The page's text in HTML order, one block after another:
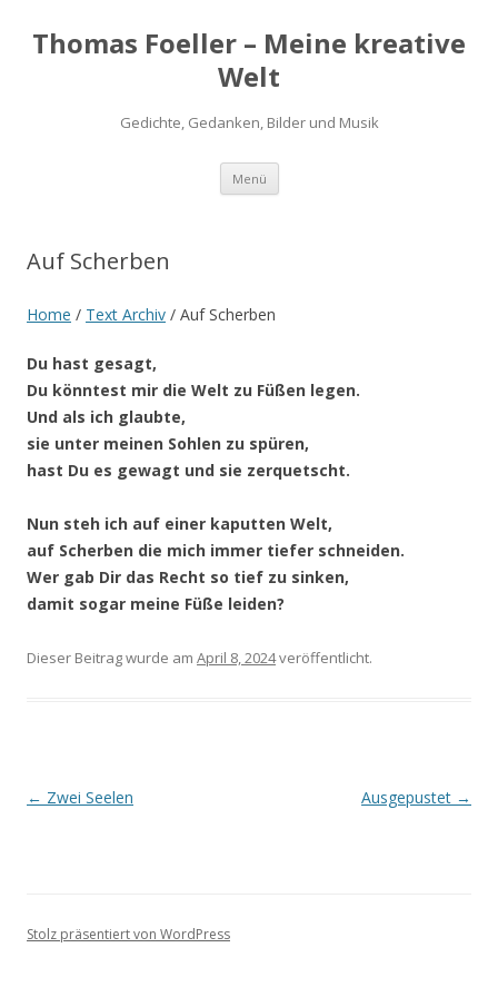
Thomas Foeller – Meine kreative
Welt
Gedichte, Gedanken, Bilder und Musik
Menü Zum
springen
Auf Scherben
Home / Text Archiv / Auf Scherben
Du hast gesagt,
Du könntest mir die Welt zu Füßen legen.
Und als ich glaubte,
sie unter meinen Sohlen zu spüren,
hast Du es gewagt und sie zerquetscht.
Nun steh ich auf einer kaputten Welt,
auf Scherben die mich immer tiefer schneiden.
Wer gab Dir das Recht so tief zu sinken,
damit sogar meine Füße leiden?
Dieser Beitrag wurde am April 8, 2024veröffentlicht.
Beitragsnavigation
← Zwei Seelen Ausgepustet →
Stolz präsentiert von WordPress